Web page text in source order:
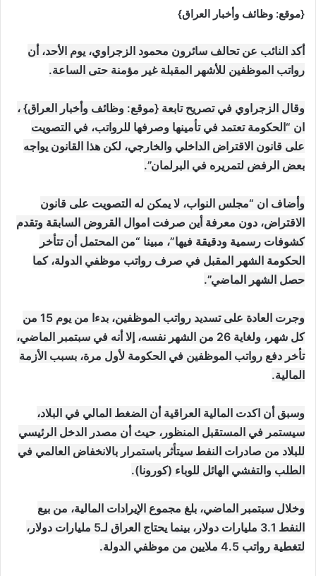
{موقع: وظائف وأخبار العراق}
أكد النائب عن تحالف سائرون محمود الزجراوي، يوم الأحد، أن
رواتب الموظفين للأشهر المقبلة غير مؤمنة حتى الساعة.
وقال الزجراوي في تصريح تابعة {موقع: وظائف وأخبار العراق} ،
ان “الحكومة تعتمد في تأمينها وصرفها للرواتب، في التصويت
على قانون الاقتراض الداخلي والخارجي، لكن هذا القانون يواجه
بعض الرفض لتمريره في البرلمان”.
وأضاف ان “مجلس النواب، لا يمكن له التصويت على قانون
الاقتراض، دون معرفة أين صرفت اموال القروض السابقة وتقدم
كشوفات رسمية ودقيقة فيها”، مبينا “من المحتمل أن تتأخر
الحكومة الشهر المقبل في صرف رواتب موظفي الدولة، كما
حصل الشهر الماضي”.
وجرت العادة على تسديد رواتب الموظفين، بدءا من يوم 15 من
كل شهر، ولغاية 26 من الشهر نفسه، إلا أنه في سبتمبر الماضي،
تأخر دفع رواتب الموظفين في الحكومة لأول مرة، بسبب الأزمة
المالية.
وسبق أن اكدت المالية العراقية أن الضغط المالي في البلاد،
سيستمر في المستقبل المنظور، حيث أن مصدر الدخل الرئيسي
للبلاد من صادرات النفط سيتأثر باستمرار بالانخفاض العالمي في
الطلب والتفشي الهائل للوباء (كورونا).
وخلال سبتمبر الماضي، بلغ مجموع الإيرادات المالية، من بيع
النفط 3.1 مليارات دولار، بينما يحتاج العراق لـ5 مليارات دولار،
لتغطية رواتب 4.5 ملايين من موظفي الدولة.